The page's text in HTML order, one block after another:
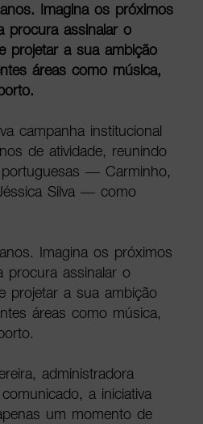
Imagina os próximos
procura assinalar o
projetar a sua ambição
áreas como música,
campanha institucional
de atividade, reunindo
— Carminho,
Silva — como
Imagina os próximos
procura assinalar o
projetar a sua ambição
áreas como música,
administradora
a iniciativa
um momento de